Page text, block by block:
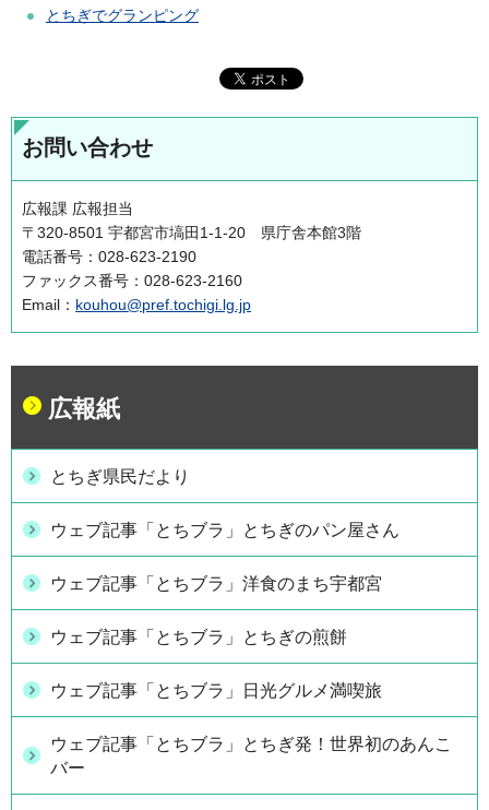
とちぎでグランピング
お問い合わせ
広報課 広報担当
〒320-8501 宇都宮市塙田1-1-20 県庁舎本館3階
電話番号：028-623-2190
ファックス番号：028-623-2160
Email： kouhou@pref.tochigi.lg.jp
広報紙
とちぎ県民だより
ウェブ記事「とちブラ」とちぎのパン屋さん
ウェブ記事「とちブラ」洋食のまち宇都宮
ウェブ記事「とちブラ」とちぎの煎餅
ウェブ記事「とちブラ」日光グルメ満喫旅
ウェブ記事「とちブラ」とちぎ発！世界初のあんこ
バー